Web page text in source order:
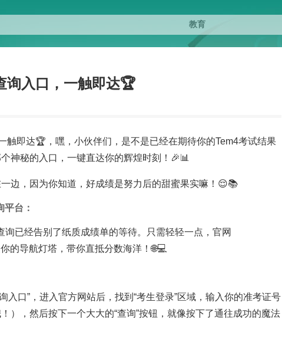
询入口，一触即达🏆
触即达🏆，嘿，小伙伴们，是不是已经在期待你的Tem4考试结果
神秘的入口，一键直达你的辉煌时刻！🎉📊
边，因为你知道，好成绩是努力后的甜蜜果实嘛！😌📚
台：
询已经告别了纸质成绩单的等待。只需轻轻一点，官网
的导航灯塔，带你直抵分数海洋！🌐💻
入口”，进入官方网站后，找到“考生登录”区域，输入你的准考证号
），然后按下一个大大的“查询”按钮，就像按下了通往成功的魔法